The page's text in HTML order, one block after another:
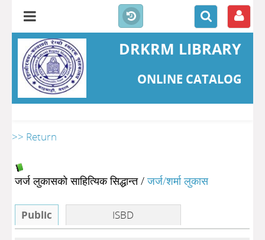
DRKRM LIBRARY
ONLINE CATALOG
>> Return
जर्ज लुकासको साहित्यिक सिद्धान्त/जर्ज/शर्मा लुकास
Public ISBD